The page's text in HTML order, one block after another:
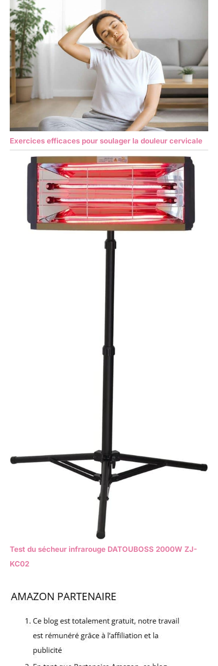
Exercices efficaces pour soulager la douleur cervicale
Test du sécheur infrarouge DATOUBOSS 2000W ZJ-
KC02